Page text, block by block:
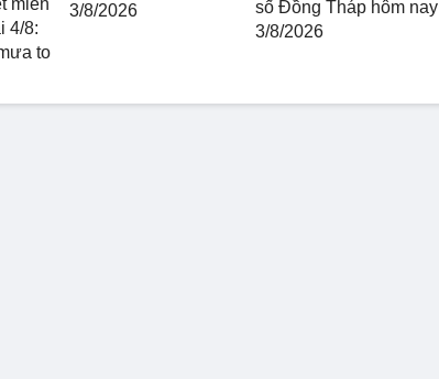
4/8:
to
3/8/2026
số Đồng Tháp hôm nay
3/8/2026